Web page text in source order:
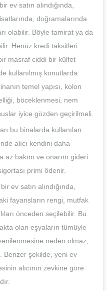
ev satın alındığında,
doğramalarında
olabilir. Böyle tamirat ya da
Henüz kredi taksitleri
masraf ciddi bir külfet
kullanılmış konutlarda
temel yapısı, kolon
böceklenmesi, nem
iyice gözden geçirilmeli.
bu binalarda kullanılan
alıcı kendini daha
az bakım ve onarım gideri
primi ödenir.
ev satın alındığında,
fayansların rengi, mutfak
önceden seçilebilir. Bu
olan eşyaların tümüyle
neden olmaz,
Benzer şekilde, yeni ev
alıcının zevkine göre